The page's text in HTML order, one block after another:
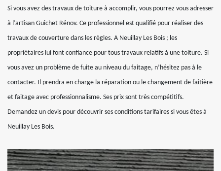
Si vous avez des travaux de toiture à accomplir, vous pourrez vous adresser
à l’artisan Guichet Rénov. Ce professionnel est qualifié pour réaliser des
travaux de couverture dans les règles. A Neuillay Les Bois ; les
propriétaires lui font confiance pour tous travaux relatifs à une toiture. Si
vous avez un problème de fuite au niveau du faitage, n’hésitez pas à le
contacter. Il prendra en charge la réparation ou le changement de faitière
et faitage avec professionnalisme. Ses prix sont très compétitifs.
Demandez un devis pour découvrir ses conditions tarifaires si vous êtes à
Neuillay Les Bois.